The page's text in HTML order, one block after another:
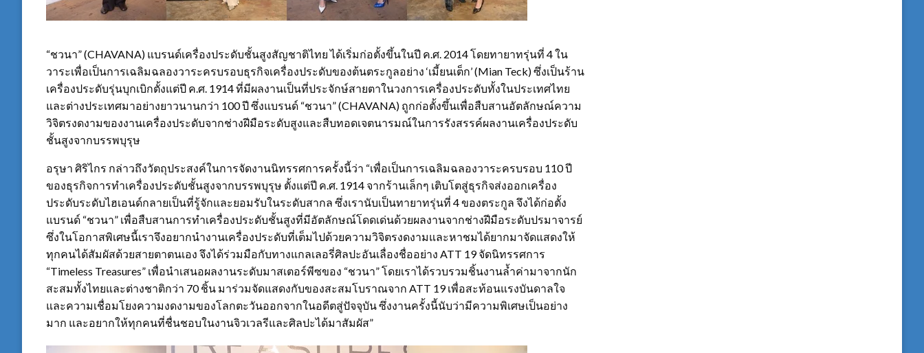
“ชวนา” (CHAVANA) แบรนด์เครื่องประดับชั้นสูงสัญชาติไทย ได้เริ่มก่อตั้งขึ้นในปี ค.ศ. 2014 โดยทายาทรุ่นที่ 4 ใน
วาระเพื่อเป็นการเฉลิมฉลองวาระครบรอบธุรกิจเครื่องประดับของต้นตระกูลอย่าง ‘เมี้ยนเต็ก’ (Mian Teck) ซึ่งเป็นร้าน
เครื่องประดับรุ่นบุกเบิกตั้งแต่ปี ค.ศ. 1914 ที่มีผลงานเป็นที่ประจักษ์สายตาในวงการเครื่องประดับทั้งในประเทศไทย
และต่างประเทศมาอย่างยาวนานกว่า 100 ปี ซึ่งแบรนด์ “ชวนา” (CHAVANA) ถูกก่อตั้งขึ้นเพื่อสืบสานอัตลักษณ์ความ
วิจิตรงดงามของงานเครื่องประดับจากช่างฝีมือระดับสูงและสืบทอดเจตนารมณ์ในการรังสรรค์ผลงานเครื่องประดับ
ชั้นสูงจากบรรพบุรุษ
อรุษา ศิริไกร กล่าวถึงวัตถุประสงค์ในการจัดงานนิทรรศการครั้งนี้ว่า “เพื่อเป็นการเฉลิมฉลองวาระครบรอบ 110 ปี
ของธุรกิจการทำเครื่องประดับชั้นสูงจากบรรพบุรุษ ตั้งแต่ปี ค.ศ. 1914 จากร้านเล็กๆ เติบโตสู่ธุรกิจส่งออกเครื่อง
ประดับระดับไฮเอนด์กลายเป็นที่รู้จักและยอมรับในระดับสากล ซึ่งเรานับเป็นทายาทรุ่นที่ 4 ของตระกูล จึงได้ก่อตั้ง
แบรนด์ “ชวนา” เพื่อสืบสานการทำเครื่องประดับชั้นสูงที่มีอัตลักษณ์โดดเด่นด้วยผลงานจากช่างฝีมือระดับปรมาจารย์
ซึ่งในโอกาสพิเศษนี้เราจึงอยากนำงานเครื่องประดับที่เต็มไปด้วยความวิจิตรงดงามและหาชมได้ยากมาจัดแสดงให้
ทุกคนได้สัมผัสด้วยสายตาตนเอง จึงได้ร่วมมือกับทางแกลเลอรี่ศิลปะอันเลื่องชื่ออย่าง ATT 19 จัดนิทรรศการ
“Timeless Treasures” เพื่อนำเสนอผลงานระดับมาสเตอร์พีซของ “ชวนา” โดยเราได้รวบรวมชิ้นงานล้ำค่ามาจากนัก
สะสมทั้งไทยและต่างชาติกว่า 70 ชิ้น มาร่วมจัดแสดงกับของสะสมโบราณจาก ATT 19 เพื่อสะท้อนแรงบันดาลใจ
และความเชื่อมโยงความงดงามของโลกตะวันออกจากในอดีตสู่ปัจจุบัน ซึ่งงานครั้งนี้นับว่ามีความพิเศษเป็นอย่าง
มาก และอยากให้ทุกคนที่ชื่นชอบในงานจิวเวลรีและศิลปะได้มาสัมผัส”